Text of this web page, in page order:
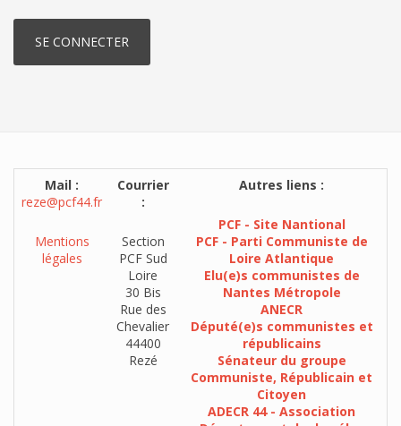
Mail :
reze@pcf44.fr
Mentions
légales
Courrier
:
Section
PCF Sud
Loire
30 Bis
Rue des
Chevalier
44400
Rezé
Autres liens :
PCF - Site Nantional
PCF - Parti Communiste de
Loire Atlantique
Elu(e)s communistes de
Nantes Métropole
ANECR
Député(e)s communistes et
républicains
Sénateur du groupe
Communiste, Républicain et
Citoyen
ADECR 44 - Association